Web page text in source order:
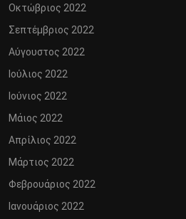
Οκτώβριος 2022
Σεπτέμβριος 2022
Αύγουστος 2022
Ιούλιος 2022
Ιούνιος 2022
Μάιος 2022
Απρίλιος 2022
Μάρτιος 2022
Φεβρουάριος 2022
Ιανουάριος 2022